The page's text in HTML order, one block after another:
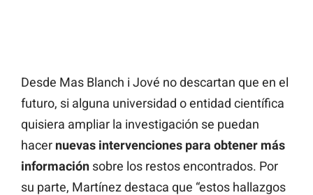
Desde Mas Blanch i Jové no descartan que en el
futuro, si alguna universidad o entidad científica
quisiera ampliar la investigación se puedan
hacer nuevas intervenciones para obtener más
información sobre los restos encontrados. Por
su parte, Martínez destaca que “estos hallazgos